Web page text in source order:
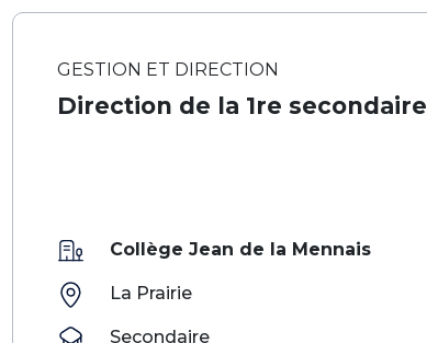
GESTION ET DIRECTION
Direction de la 1re secondaire
Collège Jean de la Mennais
La Prairie
Secondaire